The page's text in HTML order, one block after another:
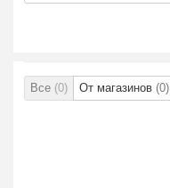
Все (0) От магазинов (0)